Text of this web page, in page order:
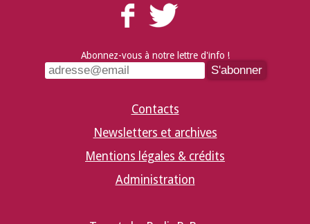
Abonnez-vous à notre lettre d'info !
Contacts
Newsletters et archives
Mentions légales & crédits
Administration